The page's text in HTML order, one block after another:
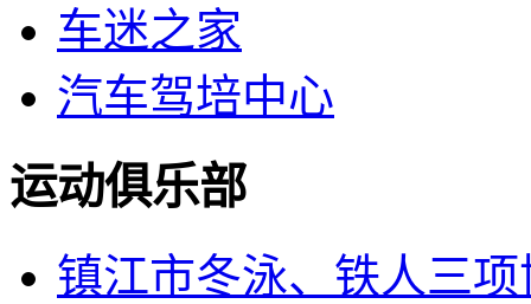
车迷之家
汽车驾培中心
运动俱乐部
镇江市冬泳、铁人三项